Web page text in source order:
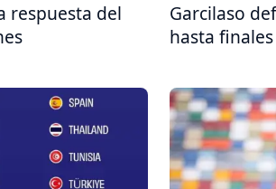
respuesta del
Garcilaso
hasta